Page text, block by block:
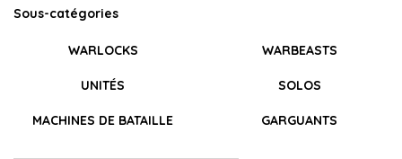
Sous-catégories
WARLOCKS WARBEASTS
UNITÉS SOLOS
MACHINES DE BATAILLE GARGUANTS